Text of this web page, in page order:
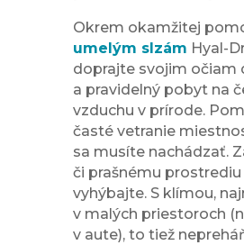
Okrem okamžitej
umelým slzám Hyal-
doprajte svojim očiam
a pravidelný pobyt na
vzduchu v prírode.
časté vetranie
sa musíte nachádzať.
či prašnému
vyhýbajte. S klímou,
v malých priestoroch
v aute), to tiež